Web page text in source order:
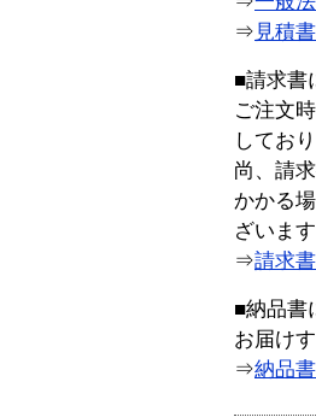
⇒ 見積
■請求書
ご注文
しており
尚、請
かかる
ざいます
⇒請求
■納品書
お届け
⇒納品